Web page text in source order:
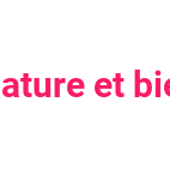
et